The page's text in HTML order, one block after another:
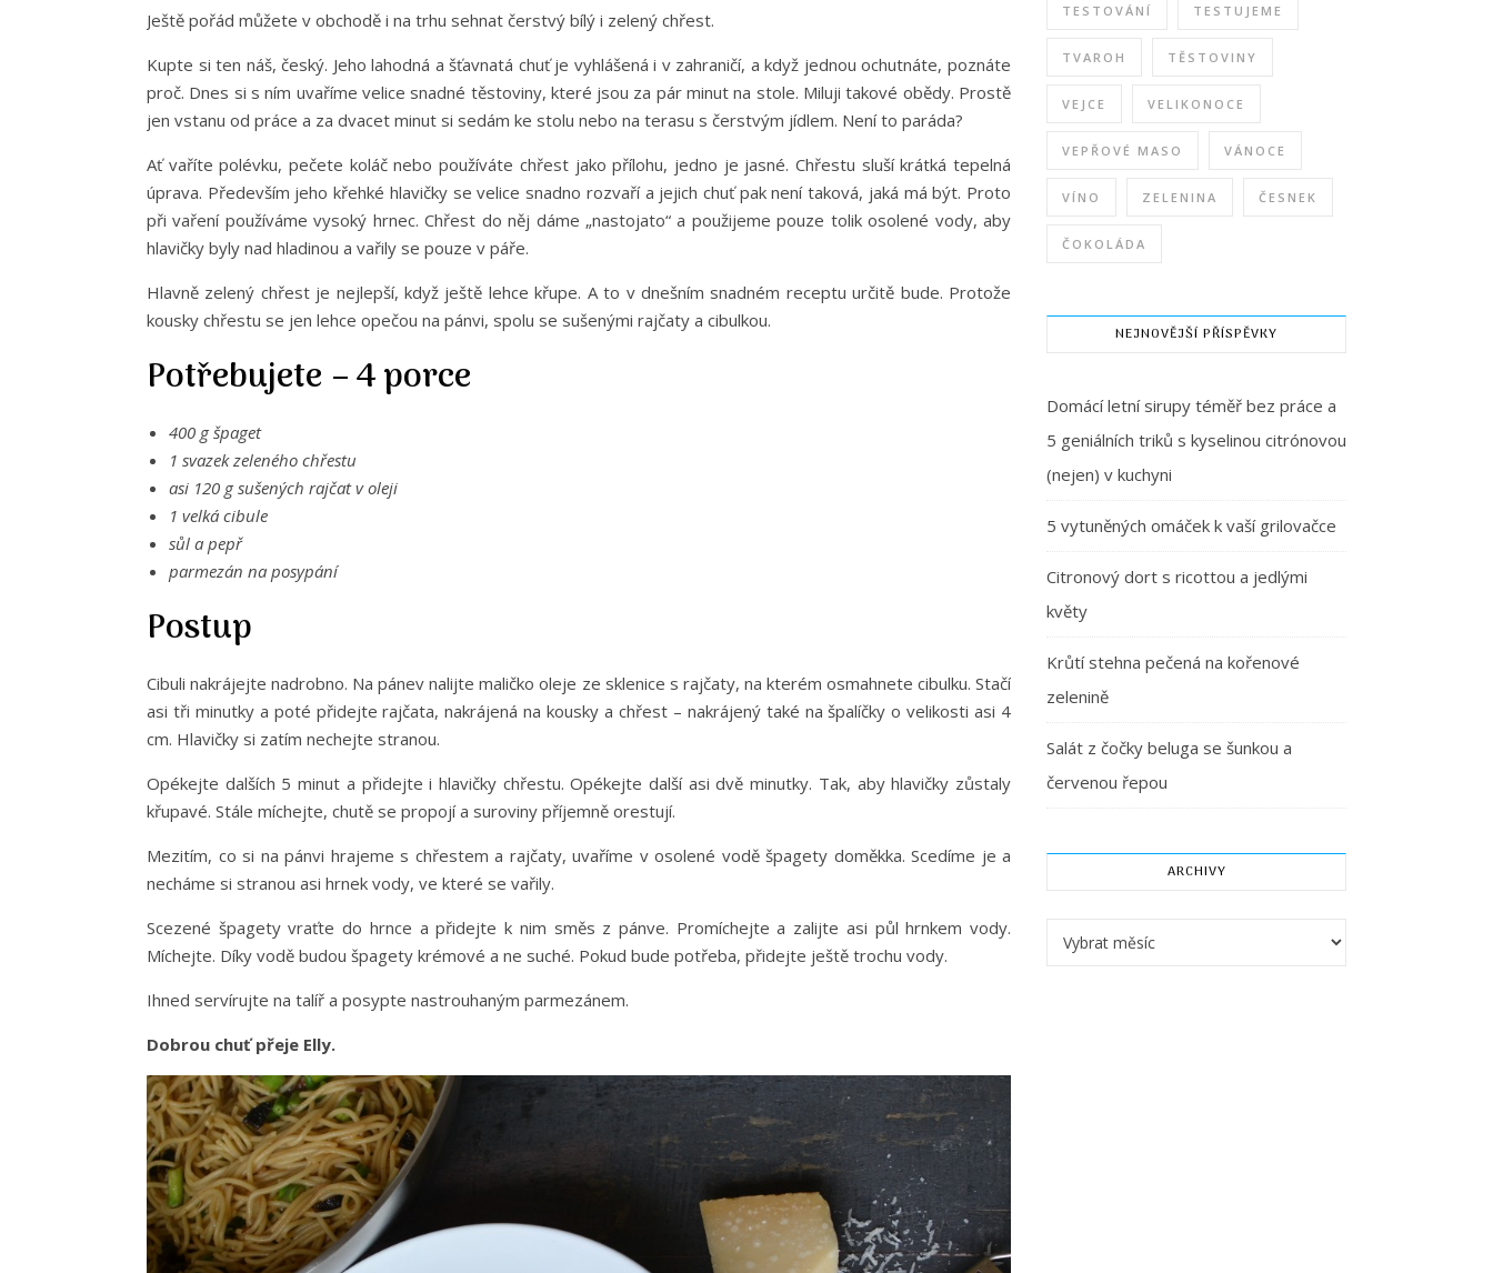
Ještě pořád můžete v obchodě i na trhu sehnat čerstvý bílý i zelený chřest.
Kupte si ten náš, český. Jeho lahodná a šťavnatá chuť je vyhlášená i v zahraničí, a když jednou ochutnáte, poznáte
proč. Dnes si s ním uvaříme velice snadné těstoviny, které jsou za pár minut na stole. Miluji takové obědy. Prostě
jen vstanu od práce a za dvacet minut si sedám ke stolu nebo na terasu s čerstvým jídlem. Není to paráda?
Ať vaříte polévku, pečete koláč nebo používáte chřest jako přílohu, jedno je jasné. Chřestu sluší krátká tepelná
úprava. Především jeho křehké hlavičky se velice snadno rozvaří a jejich chuť pak není taková, jaká má být. Proto
při vaření používáme vysoký hrnec. Chřest do něj dáme „nastojato“ a použijeme pouze tolik osolené vody, aby
hlavičky byly nad hladinou a vařily se pouze v páře.
Hlavně zelený chřest je nejlepší, když ještě lehce křupe. A to v dnešním snadném receptu určitě bude. Protože
kousky chřestu se jen lehce opečou na pánvi, spolu se sušenými rajčaty a cibulkou.
Potřebujete – 4 porce
400 g špaget
1 svazek zeleného chřestu
asi 120 g sušených rajčat v oleji
1 velká cibule
sůl a pepř
parmezán na posypání
Postup
Cibuli nakrájejte nadrobno. Na pánev nalijte maličko oleje ze sklenice s rajčaty, na kterém osmahnete cibulku. Stačí
asi tři minutky a poté přidejte rajčata, nakrájená na kousky a chřest – nakrájený také na špalíčky o velikosti asi 4
cm. Hlavičky si zatím nechejte stranou.
Opékejte dalších 5 minut a přidejte i hlavičky chřestu. Opékejte další asi dvě minutky. Tak, aby hlavičky zůstaly
křupavé. Stále míchejte, chutě se propojí a suroviny příjemně orestují.
Mezitím, co si na pánvi hrajeme s chřestem a rajčaty, uvaříme v osolené vodě špagety doměkka. Scedíme je a
necháme si stranou asi hrnek vody, ve které se vařily.
Scezené špagety vraťte do hrnce a přidejte k nim směs z pánve. Promíchejte a zalijte asi půl hrnkem vody.
Míchejte. Díky vodě budou špagety krémové a ne suché. Pokud bude potřeba, přidejte ještě trochu vody.
Ihned servírujte na talíř a posypte nastrouhaným parmezánem.
Dobrou chuť přeje Elly.
TESTOVÁNÍ TESTUJEME
TVAROH TĚSTOVINY
VEJCE VELIKONOCE
VEPŘOVÉ MASO VÁNOCE
VÍNO ZELENINA ČESNEK
ČOKOLÁDA
NEJNOVĚJŠÍ PŘÍSPĚVKY
Domácí letní sirupy téměř bez práce a
5 geniálních triků s kyselinou citrónovou
(nejen) v kuchyni
5 vytuněných omáček k vaší grilovačce
Citronový dort s ricottou a jedlými
květy
Krůtí stehna pečená na kořenové
zelenině
Salát z čočky beluga se šunkou a
červenou řepou
ARCHIVY